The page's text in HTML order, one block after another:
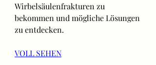
Wirbelsäulenfrakturen zu
bekommen und mögliche Lösungen
zu entdecken.
VOLL SEHEN